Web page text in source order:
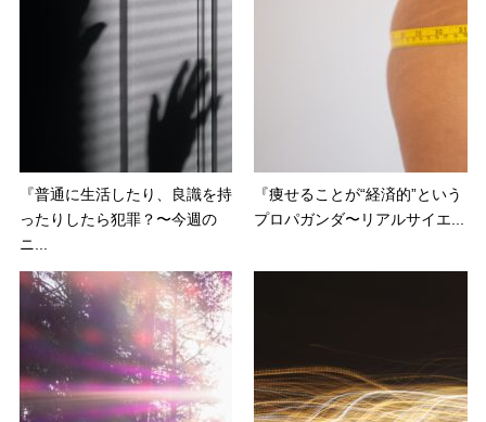
『普通に生活したり、良識を持
ったりしたら犯罪？〜今週の
ニ...
『痩せることが“経済的”という
プロパガンダ〜リアルサイエ...